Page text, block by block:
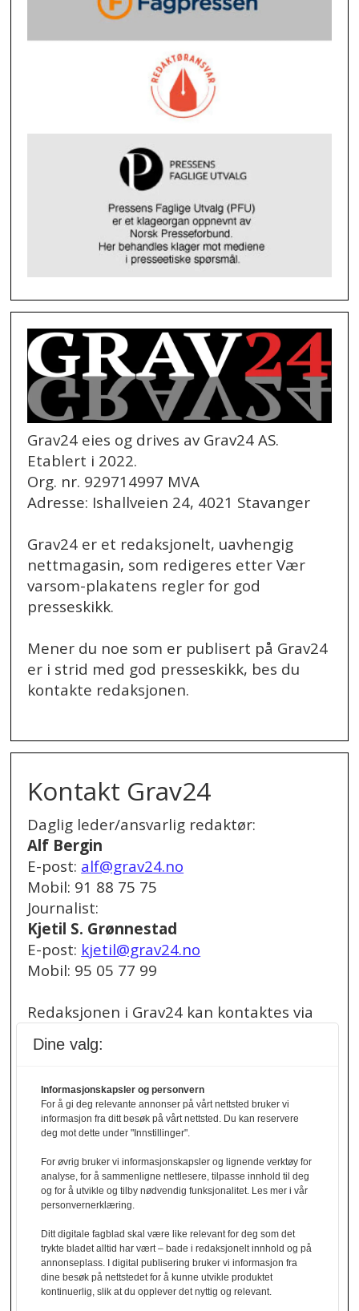
Grav24 eies og drives av Grav24 AS.
Etablert i 2022.
Org. nr. 929714997 MVA
Adresse: Ishallveien 24, 4021 Stavanger
Grav24 er et redaksjonelt, uavhengig
nettmagasin, som redigeres etter Vær
varsom-plakatens regler for god
presseskikk.
Mener du noe som er publisert på Grav24
er i strid med god presseskikk, bes du
kontakte redaksjonen.
Kontakt Grav24
Daglig leder/ansvarlig redaktør:
Alf Bergin
E-post: alf@grav24.no
Mobil: 91 88 75 75
Journalist:
Kjetil S. Grønnestad
E-post: kjetil@grav24.no
Mobil: 95 05 77 99
Redaksjonen i Grav24 kan kontaktes via
redaksjon@grav24.no
annonser/stillingsannonser, kan du bruke
denne e-post adressen:
annonse@grav24.no
Ved å følge linken under finner du vår
personvernerklæring.
Her finner du informasjon om cookies og
personvern.
Dine valg:
Informasjonskapsler og personvern
For å gi deg relevante annonser på vårt nettsted bruker vi
informasjon fra ditt besøk på vårt nettsted. Du kan reservere
deg mot dette under "Innstillinger".
For øvrig bruker vi informasjonskapsler og lignende verktøy for
analyse, for å sammenligne nettlesere, tilpasse innhold til deg
og for å utvikle og tilby nødvendig funksjonalitet. Les mer i vår
personvernerklæring.
Ditt digitale fagblad skal være like relevant for deg som det
trykte bladet alltid har vært – bade i redaksjonelt innhold og på
annonseplass. I digital publisering bruker vi informasjon fra
dine besøk på nettstedet for å kunne utvikle produktet
kontinuerlig, slik at du opplever det nyttig og relevant.